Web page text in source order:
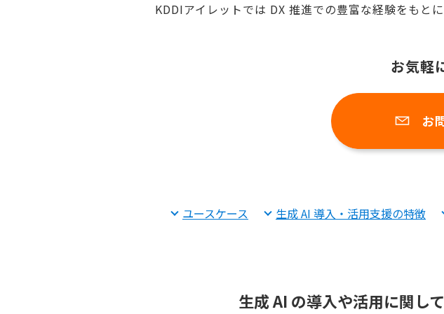
KDDIアイレットでは DX 推進での豊富な経験をもと
お気軽
お
ユースケース 生成 AI 導入・活用支援の特徴
生成 AI の導入や活用に関し